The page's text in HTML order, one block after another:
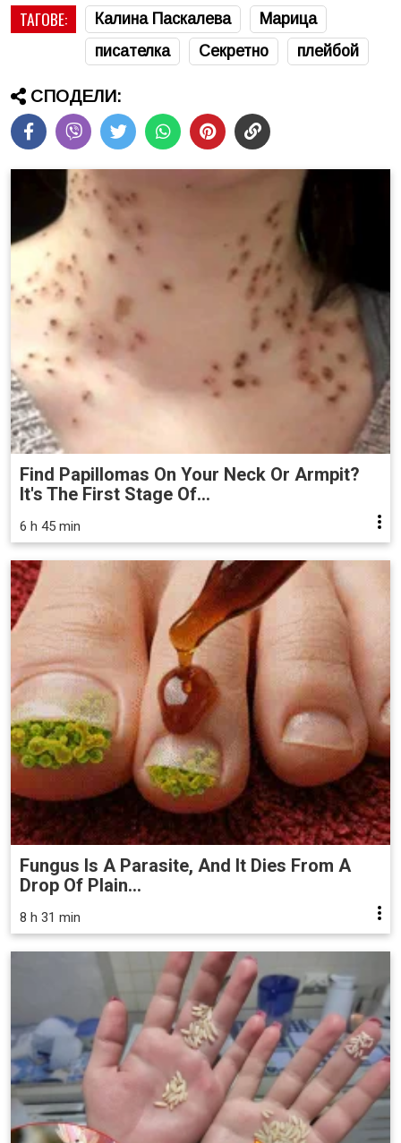
ТАГОВЕ: Калина Паскалева
Марица
писателка
Секретно плейбой
СПОДЕЛИ:
Find Papillomas On Your Neck Or Armpit?
It's The First Stage Of...
6 h 45 min
Fungus Is A Parasite, And It Dies From A
Drop Of Plain...
8 h 31 min